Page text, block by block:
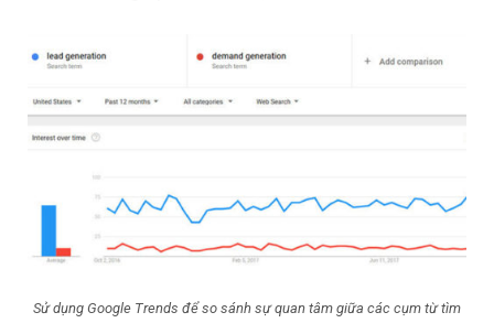
Sử dụng Google Trends để so sánh sự quan tâm giữa các cụm từ tìm